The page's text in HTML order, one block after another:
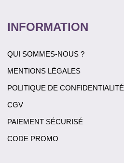
INFORMATION
QUI SOMMES-NOUS ?
MENTIONS LÉGALES
POLITIQUE DE CONFIDENTIALITÉ
CGV
PAIEMENT SÉCURISÉ
CODE PROMO